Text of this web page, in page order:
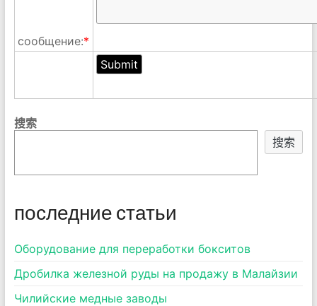
сообщение:*
搜索
搜索
последние статьи
Оборудование для переработки бокситов
Дробилка железной руды на продажу в Малайзии
Чилийские медные заводы